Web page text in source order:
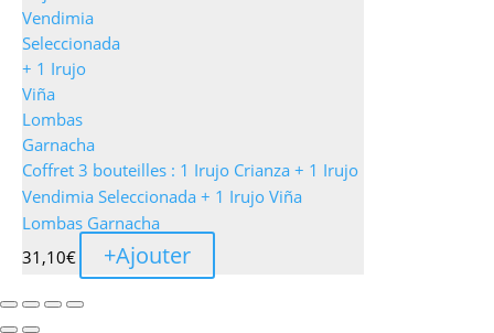
Coffret 3 bouteilles : 1 Irujo Crianza + 1 Irujo
Vendimia Seleccionada + 1 Irujo Viña
Lombas Garnacha
31,10€ +Ajouter